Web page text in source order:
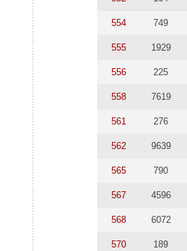
554 749
555 1929
556 225
558 7619
561 276
562 9639
565 790
567 4596
568 6072
570 189